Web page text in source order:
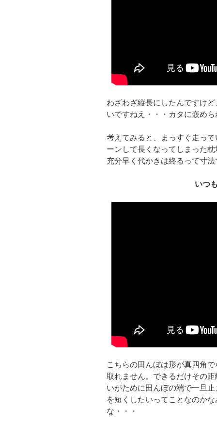
わざわざ縦長にしたんですけ
いですねえ・・・カタに嵌め
考えてみると、まっすぐ走っ
ーンして長くなってしまった
充分早く代かきは終るって寸
いつ
こちらの田んぼは形が真四角
取れません。できるだけその
いがために田んぼの端で一旦
を短くしたいってことなのか
な・・・